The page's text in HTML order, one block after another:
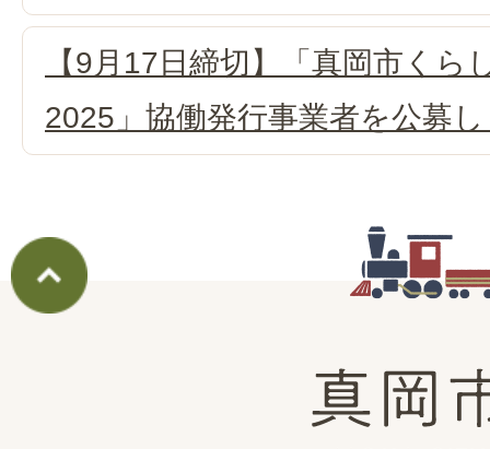
【9月17日締切】「真岡市くら
2025」協働発行事業者を公募
真
岡